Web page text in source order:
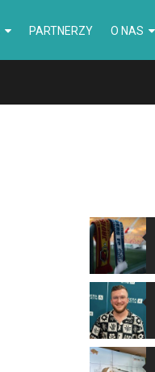
PARTNERZY O NAS